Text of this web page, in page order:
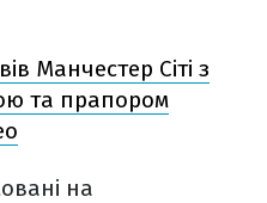
Манчестер Сіті з
та прапором
на